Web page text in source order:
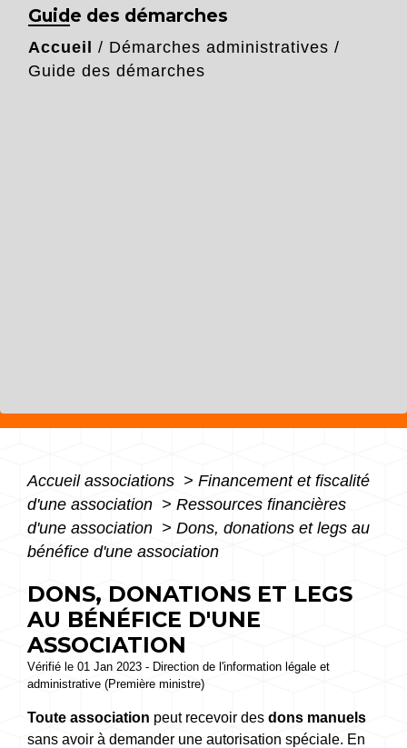
Guide des démarches
Accueil / Démarches administratives /
Guide des démarches
Accueil associations > Financement et fiscalité
d'une association > Ressources financières
d'une association > Dons, donations et legs au
bénéfice d'une association
DONS, DONATIONS ET LEGS
AU BÉNÉFICE D'UNE
ASSOCIATION
Vérifié le 01 Jan 2023 - Direction de l'information légale et
administrative (Première ministre)
Toute association peut recevoir des dons manuels
sans avoir à demander une autorisation spéciale. En